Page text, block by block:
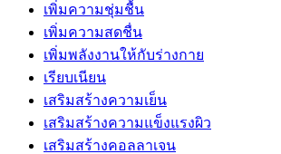
เพิ่มความชุ่มชื้น
เพิ่มความสดชื่น
เพิ่มพลังงานให้กับร่างกาย
เรียบเนียน
เสริมสร้างความเย็น
เสริมสร้างความแข็งแรงผิว
เสริมสร้างคอลลาเจน